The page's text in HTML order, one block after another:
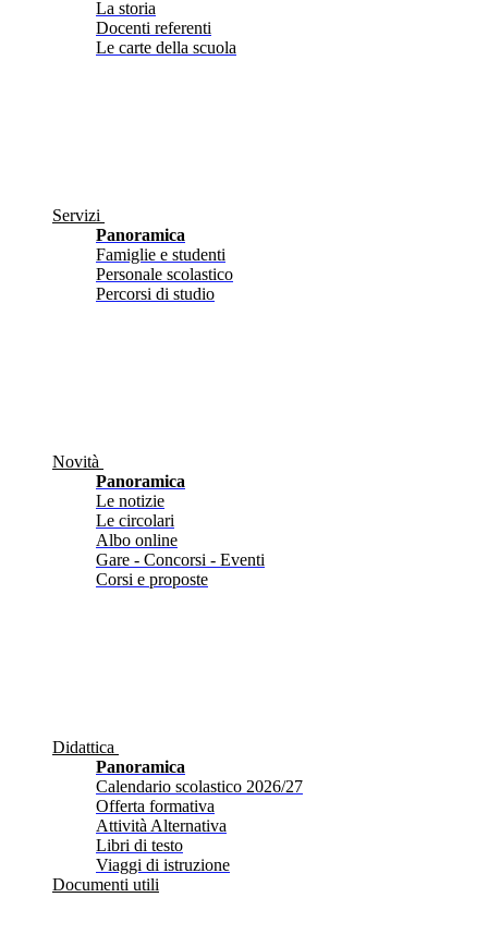
La storia
Docenti referenti
Le carte della scuola
Servizi
Panoramica
Famiglie e studenti
Personale scolastico
Percorsi di studio
Novità
Panoramica
Le notizie
Le circolari
Albo online
Gare - Concorsi - Eventi
Corsi e proposte
Didattica
Panoramica
Calendario scolastico 2026/27
Offerta formativa
Attività Alternativa
Libri di testo
Viaggi di istruzione
Documenti utili